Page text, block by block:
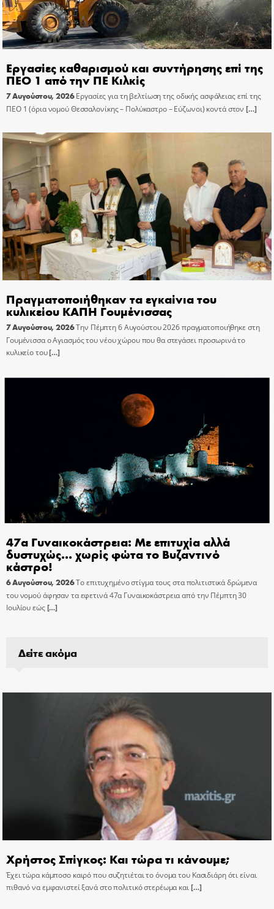
Εργασίες καθαρισμού και συντήρησης επί της
ΠΕΟ 1 από την ΠΕ Κιλκίς
7 Αυγούστου, 2026 Εργασίες για τη βελτίωση της οδικής ασφάλειας επί της
ΠΕΟ 1 (όρια νομού Θεσσαλονίκης – Πολύκαστρο – Εύζωνοι) κοντά στον […]
Πραγματοποιήθηκαν τα εγκαίνια του
κυλικείου ΚΑΠΗ Γουμένισσας
7 Αυγούστου, 2026Την Πέμπτη 6 Αυγούστου 2026 πραγματοποιήθηκε στη
Γουμένισσα ο Αγιασμός του νέου χώρου που θα στεγάσει προσωρινά το
κυλικείο του[…]
47α Γυναικοκάστρεια: Με επιτυχία αλλά
δυστυχώς… χωρίς φώτα το Βυζαντινό
κάστρο!
6 Αυγούστου, 2026Το επιτυχημένο στίγμα τους στα πολιτιστικά δρώμενα
του νομού άφησαν τα εφετινά 47α Γυναικοκάστρεια από την Πέμπτη 30
Ιουλίου εώς[…]
Δείτε ακόμα
Χρήστος Σπίγκος: Και τώρα τι κάνουμε;
Έχει τώρα κάμποσο καιρό που συζητιέται το όνομα του Κασιδιάρη ότι είναι
πιθανό να εμφανιστεί ξανά στο πολιτικό στερέωμα και[…]